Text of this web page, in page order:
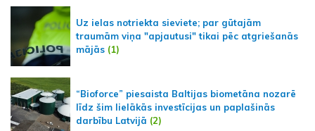
Uz ielas notriekta sieviete; par gūtajām
traumām viņa "apjautusi" tikai pēc atgriešanās
mājās (1)
“Bioforce” piesaista Baltijas biometāna nozarē
līdz šim lielākās investīcijas un paplašinās
darbību Latvijā (2)